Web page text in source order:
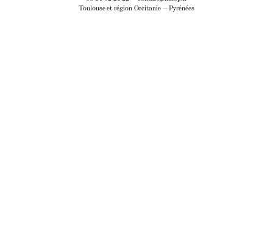
Toulouse et région Occitanie — Pyrénées